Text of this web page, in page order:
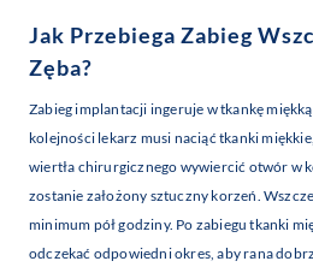
Jak Przebiega Zabieg
Zęba?
Zabieg implantacji ingeruje w tkankę
kolejności lekarz musi naciąć tkanki
wiertła chirurgicznego wywiercić otwór w
zostanie założony sztuczny korzeń.
minimum pół godziny. Po zabiegu tkanki
odczekać odpowiedni okres, aby rana